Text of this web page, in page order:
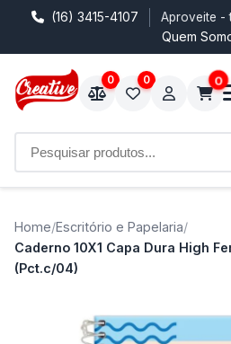
(16) 3415-4107 Aproveite -
Quem
0 0 0
Home/Escritório e Papelaria/
Caderno 10X1 Capa Dura High
(Pct.c/04)